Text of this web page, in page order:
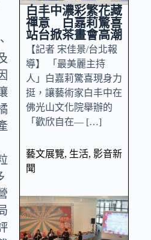
白丰中濃彩繁花藏
禪意 白嘉莉驚喜
站台掀茶畫會高潮
【記者 宋佳景/台北報
導】 「最美麗主持
人」白嘉莉驚喜現身力
挺，讓藝術家白丰中在
佛光山文化院舉辦的
「歡欣自在— […]
藝文展覽, 生活, 影音新
聞